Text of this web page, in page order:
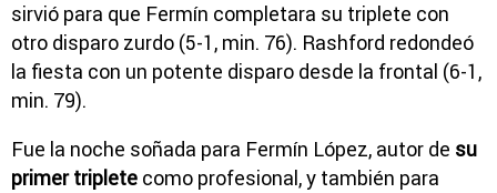
sirvió para que Fermín completara su triplete con
otro disparo zurdo (5-1, min. 76). Rashford redondeó
la fiesta con un potente disparo desde la frontal (6-1,
min. 79).
Fue la noche soñada para Fermín López, autor de su
primer triplete como profesional, y también para